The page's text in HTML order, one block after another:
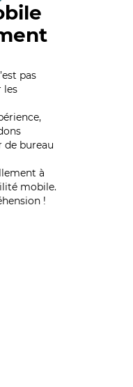
pas
les
bureau
à
mobile.
!